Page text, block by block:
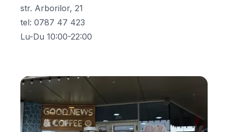
str. Arborilor, 21
tel: 0787 47 423
Lu-Du 10:00-22:00